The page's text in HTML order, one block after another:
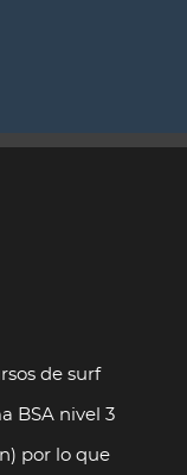
de surf
BSA nivel 3
por lo que